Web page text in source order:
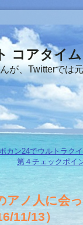
コアタイム
が、Twitterでは
カン24でウルトラク
第４チェックポイ
アノ人に会
11/13）